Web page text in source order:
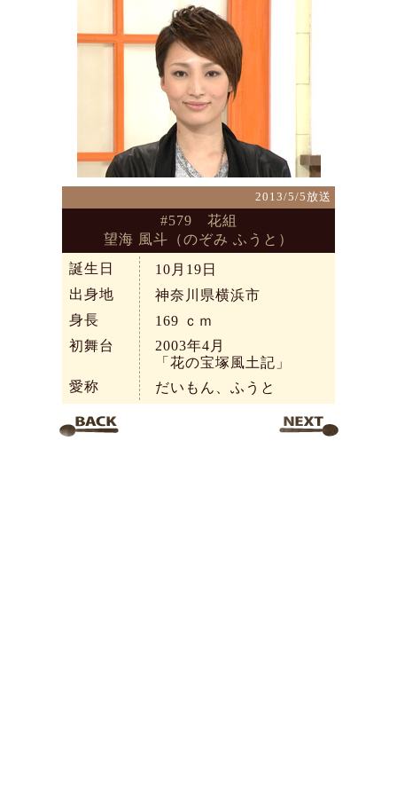
2013/5/5放送
#579 花組
望海 風斗（のぞみ ふうと）
誕生日
10月19日
出身地
神奈川県横浜市
身長
169 ｃｍ
初舞台
2003年4月
「花の宝塚風土記」
愛称
だいもん、ふうと